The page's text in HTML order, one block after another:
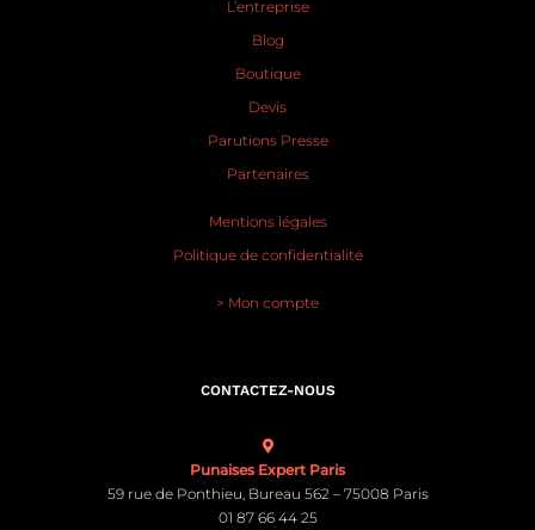
L’entreprise
Blog
Boutique
Devis
Parutions Presse
Partenaires
Mentions légales
Politique de confidentialité
> Mon compte
CONTACTEZ-NOUS
Punaises Expert Paris
59 rue de Ponthieu, Bureau 562 – 75008 Paris
01 87 66 44 25